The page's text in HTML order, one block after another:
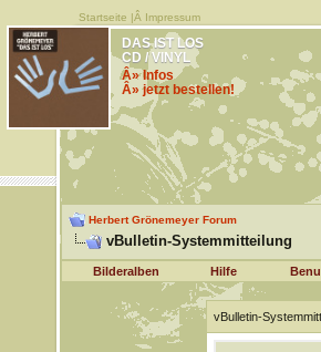
Startseite |Â Impressum
DAS IST LOS
CD / VINYL
Â» Infos
Â» jetzt bestellen!
Herbert Grönemeyer Forum
vBulletin-Systemmitteilung
Bilderalben Hilfe
vBulletin-